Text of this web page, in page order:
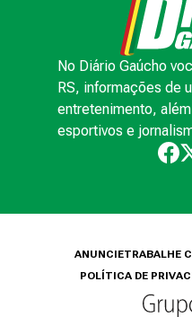
No Diário Gaúcho
RS, informações de
entretenimento,
esportivos e
ANUNCIETRABALHE
POLÍTICA DE